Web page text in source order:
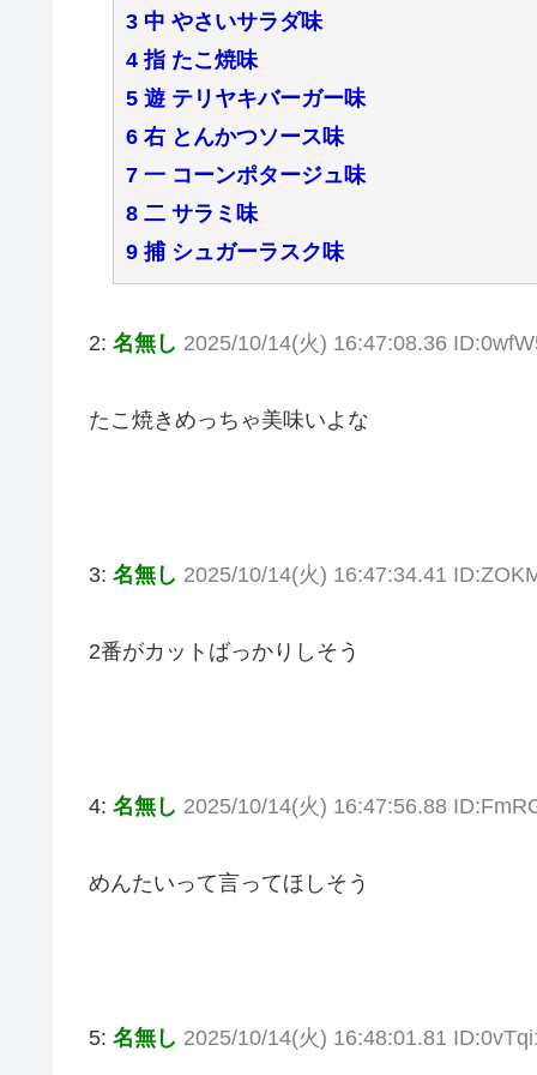
3 中 やさいサラダ味
4 指 たこ焼味
5 遊 テリヤキバーガー味
6 右 とんかつソース味
7 一 コーンポタージュ味
8 二 サラミ味
9 捕 シュガーラスク味
2: 名無し 2025/10/14(火) 16:47:08.36
たこ焼きめっちゃ美味いよな
3: 名無し 2025/10/14(火) 16:47:34.41
2番がカットばっかりしそう
4: 名無し 2025/10/14(火) 16:47:56.88
めんたいって言ってほしそう
5: 名無し 2025/10/14(火) 16:48:01.81